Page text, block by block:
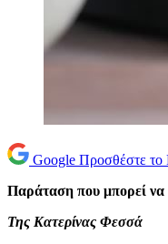
Google Προσθέστε το
Παράταση που μπορεί να
Της Κατερίνας Φεσσά